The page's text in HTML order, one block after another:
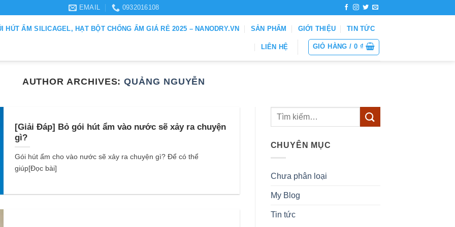
EMAIL 0932016108
HÚT ẨM SILICAGEL, HẠT BỘT CHỐNG ẨM GIÁ RẺ 2025 – NANODRY.VN SẢN PHẨM GIỚI THIỆU TIN TỨC
LIÊN HỆ GIỎ HÀNG / 0 ₫
AUTHOR ARCHIVES:QUẢNG NGUYỄN
[Giải Đáp] Bỏ gói hút ẩm vào nước sẽ xảy ra chuyện
gì?
Gói hút ẩm cho vào nước sẽ xảy ra chuyện gì? Để có thể
giúp[Đọc bài]
CHUYÊN MỤC
Chưa phân loại
My Blog
Tin tức